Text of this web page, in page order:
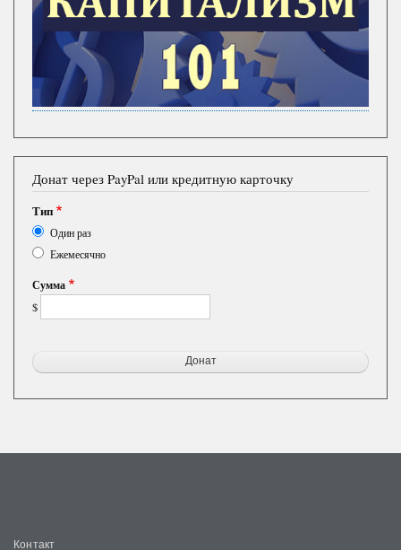
Донат через PayPal или кредитную карточку
Тип
Один раз
Ежемесячно
Сумма
$
Меню
Контакт